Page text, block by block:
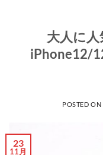
大人に
iPhone12/
POSTED ON
23
11月